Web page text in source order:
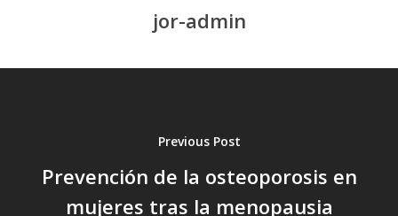
jor-admin
Previous Post
Prevención de la osteoporosis en
mujeres tras la menopausia